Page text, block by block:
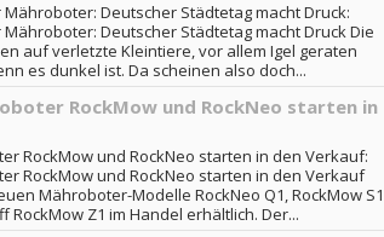
Deutscher Städtetag macht Druck:
Deutscher Städtetag macht Druck Die
auf verletzte Kleintiere, vor allem Igel geraten
es dunkel ist. Da scheinen also doch...
RockMow und RockNeo starten in
RockMow und RockNeo starten in den Verkauf:
RockMow und RockNeo starten in den Verkauf
Mähroboter-Modelle RockNeo Q1, RockMow S1
RockMow Z1 im Handel erhältlich. Der...